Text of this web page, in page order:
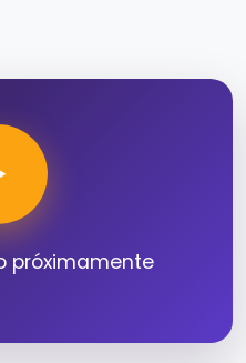
próximamente